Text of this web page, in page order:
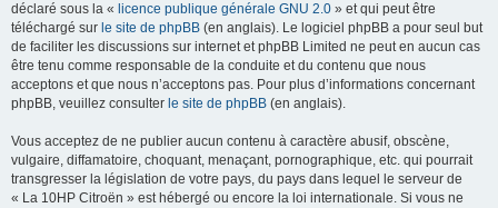
déclaré sous la « licence publique générale GNU 2.0 » et qui peut être
téléchargé sur le site de phpBB (en anglais). Le logiciel phpBB a pour seul but
de faciliter les discussions sur internet et phpBB Limited ne peut en aucun cas
être tenu comme responsable de la conduite et du contenu que nous
acceptons et que nous n’acceptons pas. Pour plus d’informations concernant
phpBB, veuillez consulter le site de phpBB (en anglais).
Vous acceptez de ne publier aucun contenu à caractère abusif, obscène,
vulgaire, diffamatoire, choquant, menaçant, pornographique, etc. qui pourrait
transgresser la législation de votre pays, du pays dans lequel le serveur de
« La 10HP Citroën » est hébergé ou encore la loi internationale. Si vous ne